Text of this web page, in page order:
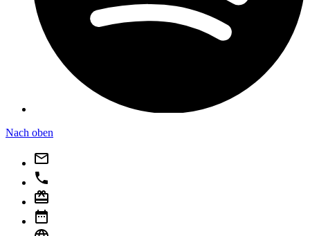
Nach oben